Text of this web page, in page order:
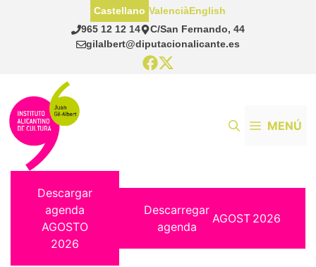
965 12 12 14
C/San Fernando, 44
gilalbert@diputacionalicante.es
Castellano ValenciàEnglish
MENÚ
Descargar
agenda
AGOSTO
2026
Descarregar
agenda
AGOST 2026